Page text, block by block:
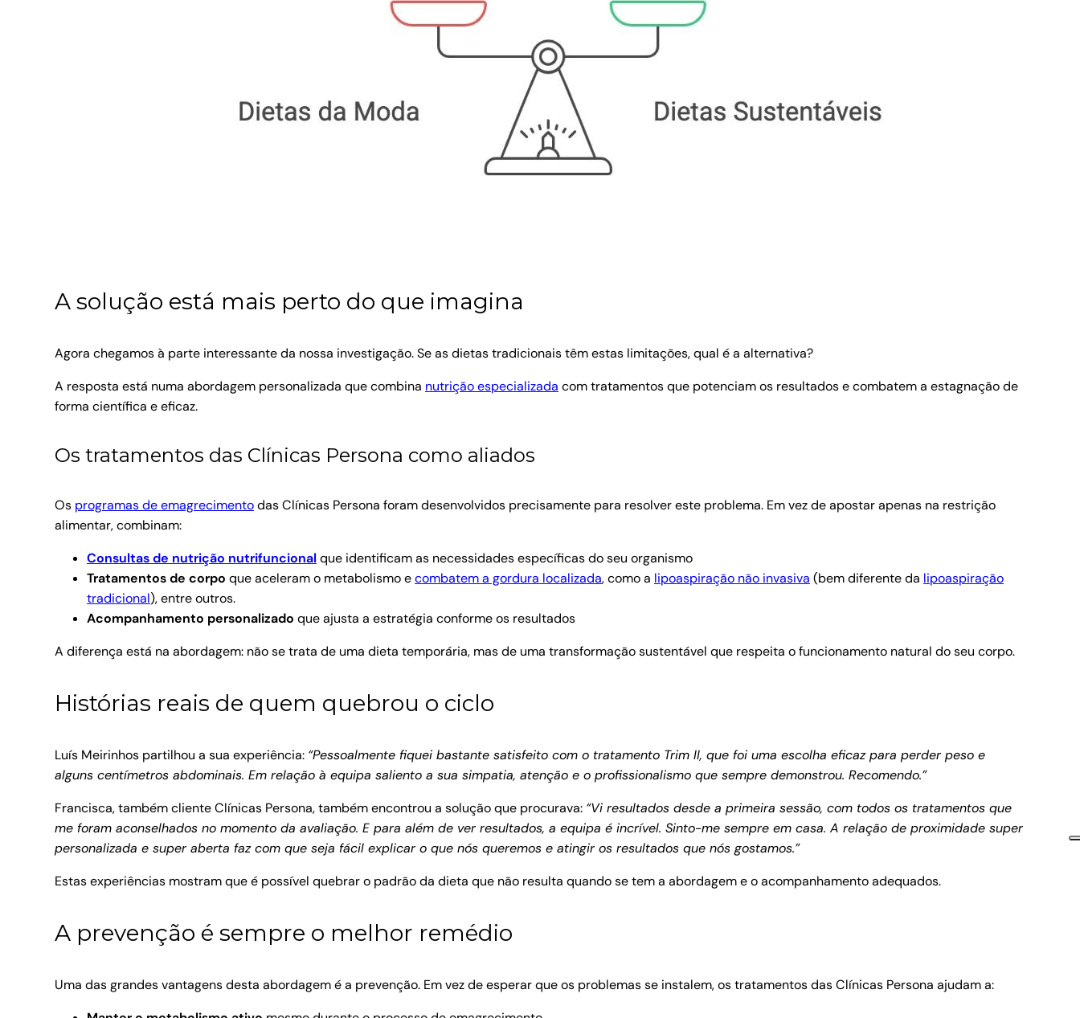
A solução está mais perto do que imagina
Agora chegamos à parte interessante da nossa investigação. Se as dietas tradicionais têm estas limitações, qual é a alternativa?
A resposta está numa abordagem personalizada que combina nutrição especializada com tratamentos que potenciam os resultados e combatem a estagnação de
forma científica e eficaz.
Os tratamentos das Clínicas Persona como aliados
Os programas de emagrecimentodas Clínicas Persona foram desenvolvidos precisamente para resolver este problema. Em vez de apostar apenas na restrição
alimentar, combinam:
Consultas de nutrição nutrifuncionalque identificam as necessidades específicas do seu organismo
Tratamentos de corpo que aceleram o metabolismo ecombatem a gordura localizada, como a lipoaspiração não invasiva (bem diferente da lipoaspiração
tradicional), entre outros.
Acompanhamento personalizado que ajusta a estratégia conforme os resultados
A diferença está na abordagem: não se trata de uma dieta temporária, mas de uma transformação sustentável que respeita o funcionamento natural do seu corpo.
Histórias reais de quem quebrou o ciclo
Luís Meirinhos partilhou a sua experiência: “Pessoalmente fiquei bastante satisfeito com o tratamento Trim II, que foi uma escolha eficaz para perder peso e
alguns centímetros abdominais. Em relação à equipa saliento a sua simpatia, atenção e o profissionalismo que sempre demonstrou. Recomendo.”
Francisca, também cliente Clínicas Persona, também encontrou a solução que procurava: “Vi resultados desde a primeira sessão, com todos os tratamentos que
me foram aconselhados no momento da avaliação. E para além de ver resultados, a equipa é incrível. Sinto-me sempre em casa. A relação de proximidade super
personalizada e super aberta faz com que seja fácil explicar o que nós queremos e atingir os resultados que nós gostamos.”
Estas experiências mostram que é possível quebrar o padrão da dieta que não resulta quando se tem a abordagem e o acompanhamento adequados.
A prevenção é sempre o melhor remédio
Uma das grandes vantagens desta abordagem é a prevenção. Em vez de esperar que os problemas se instalem, os tratamentos das Clínicas Persona ajudam a: